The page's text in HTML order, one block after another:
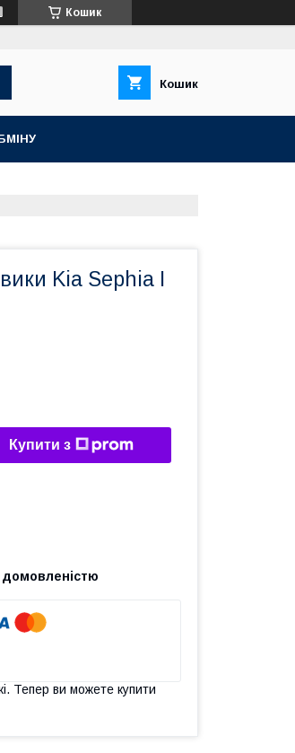
Кошик
Кошик
Kia Sephia I
Купити з
домовленістю
Тепер ви можете купити